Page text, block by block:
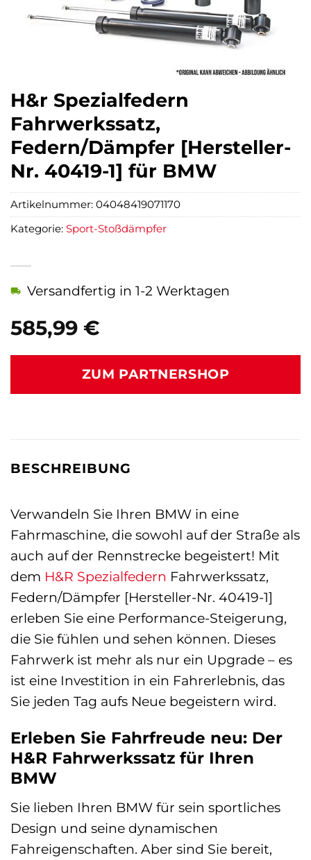
H&r Spezialfedern
Fahrwerkssatz,
Federn/Dämpfer [Hersteller-
Nr. 40419-1] für BMW
585,99 €
Versandfertig in 1-2 Werktagen
ZUM PARTNERSHOP
Artikelnummer: 04048419071170
Kategorie: Sport-Stoßdämpfer
BESCHREIBUNG
Verwandeln Sie Ihren BMW in eine
Fahrmaschine, die sowohl auf der Straße als
auch auf der Rennstrecke begeistert! Mit
dem H&R Spezialfedern Fahrwerkssatz,
Federn/Dämpfer [Hersteller-Nr. 40419-1]
erleben Sie eine Performance-Steigerung,
die Sie fühlen und sehen können. Dieses
Fahrwerk ist mehr als nur ein Upgrade – es
ist eine Investition in ein Fahrerlebnis, das
Sie jeden Tag aufs Neue begeistern wird.
Erleben Sie Fahrfreude neu: Der
H&R Fahrwerkssatz für Ihren
BMW
Sie lieben Ihren BMW für sein sportliches
Design und seine dynamischen
Fahreigenschaften. Aber sind Sie bereit,